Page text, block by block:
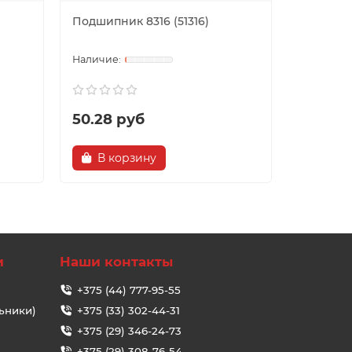
Подшипник 8316 (51316)
50.28 руб
В корзину
Наши контакты
+375 (44) 777-95-55
+375 (33) 302-44-31
+375 (29) 346-24-73